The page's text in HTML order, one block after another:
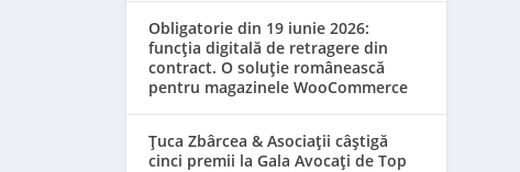
Obligatorie din 19 iunie 2026:
funcția digitală de retragere din
contract. O soluție românească
pentru magazinele WooCommerce
Țuca Zbârcea & Asociații câștigă
cinci premii la Gala Avocați de Top